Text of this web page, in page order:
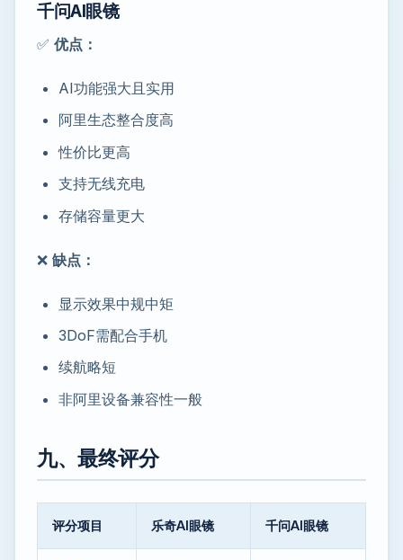
千问AI眼镜
✅ 优点：
AI功能强大且实用
阿里生态整合度高
性价比更高
支持无线充电
存储容量更大
❌ 缺点：
显示效果中规中矩
3DoF需配合手机
续航略短
非阿里设备兼容性一般
九、最终评分
评分项目 乐奇AI眼镜 千问AI眼镜